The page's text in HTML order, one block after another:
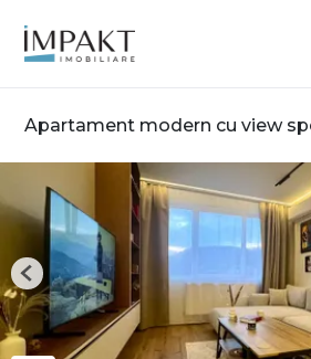
Apartament modern cu view
Previous